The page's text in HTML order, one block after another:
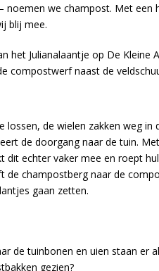
noemen we champost. Met
blij mee.
het Julianalaantje op De
naast de
de wielen zakken weg
de doorgang naar de tuin.
echter vaker mee en roept
champostberg naar de
gaan zetten.
de tuinbonen en uien staan
gezien?